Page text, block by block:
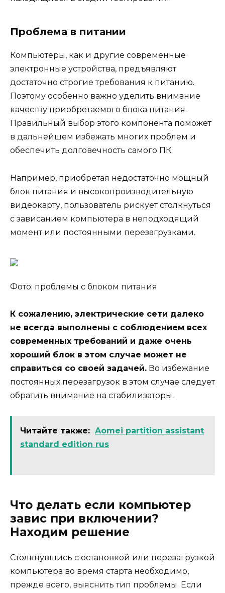
Проблема в питании
Компьютеры, как и другие современные
электронные устройства, предъявляют
достаточно строгие требования к питанию.
Поэтому особенно важно уделить внимание
качеству приобретаемого блока питания.
Правильный выбор этого компонента поможет
в дальнейшем избежать многих проблем и
обеспечить долговечность самого ПК.
Например, приобретая недостаточно мощный
блок питания и высокопроизводительную
видеокарту, пользователь рискует столкнуться
с зависанием компьютера в неподходящий
момент или постоянными перезагрузками.
Фото: проблемы с блоком питания
К сожалению, электрические сети далеко
не всегда выполнены с соблюдением всех
современных требований и даже очень
хороший блок в этом случае может не
справиться со своей задачей. Во избежание
постоянных перезагрузок в этом случае следует
обратить внимание на стабилизаторы.
Читайте также: Aomei partition assistant
standard edition rus
Что делать если компьютер
завис при включении?
Находим решение
Столкнувшись с остановкой или перезагрузкой
компьютера во время старта необходимо,
прежде всего, выяснить тип проблемы. Если